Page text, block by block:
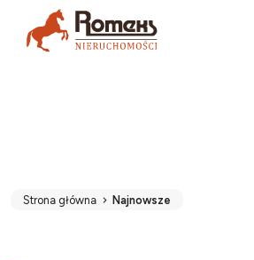
Strona główna Najnowsze